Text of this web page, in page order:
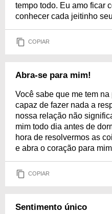
tempo todo. Eu amo ficar
conhecer cada jeitinho
COPIAR
Abra-se para mim!
Você sabe que me tem
capaz de fazer nada a
nossa relação não
mim todo dia antes de
hora de resolvermos as
e abra o coração para
COPIAR
Sentimento único